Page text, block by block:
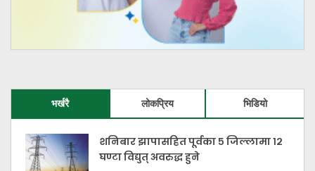
भर्खरै लोकप्रिय भिडियो
शनिबार झापासहित पूर्वका ५ जिल्लामा १२
घण्टा विद्युत् अवरुद्ध हुने